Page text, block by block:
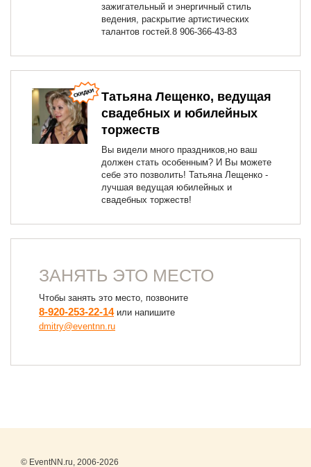
зажигательный и энергичный стиль
ведения, раскрытие артистических
талантов гостей.8 906-366-43-83
Татьяна Лещенко, ведущая
свадебных и юбилейных
торжеств
Вы видели много праздников,но ваш
должен стать особенным? И Вы можете
себе это позволить! Татьяна Лещенко -
лучшая ведущая юбилейных и
свадебных торжеств!
ЗАНЯТЬ ЭТО МЕСТО
Чтобы занять это место, позвоните
8-920-253-22-14или напишите
dmitry@eventnn.ru
© EventNN.ru, 2006-2026